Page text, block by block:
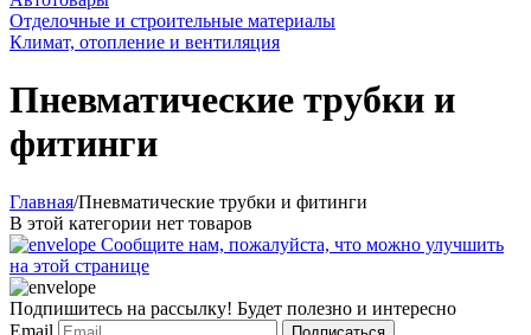
Отделочные и строительные материалы
Климат, отопление и вентиляция
Пневматические трубки и
фитинги
Главная/Пневматические трубки и фитинги
В этой категории нет товаров
Сообщите нам, пожалуйста, что можно улучшить
на этой странице
Подпишитесь на рассылку! Будет полезно и интересно
Email